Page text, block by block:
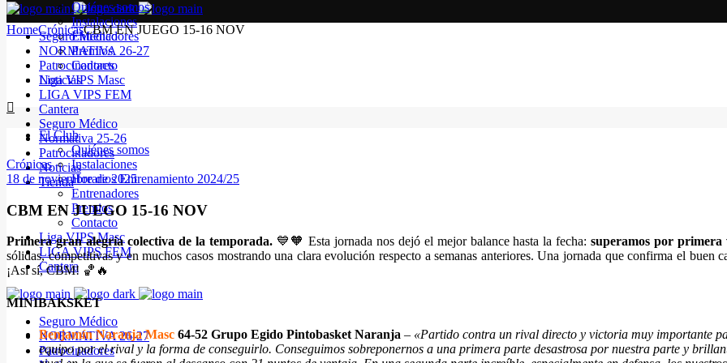
Seguro Médico
NORMATIVA 26-27
Patrocinadores
Noticias
El Club
Quiénes somos
Instalaciones
Horarios Entrenamiento 2024/25
Entrenadores
Premios
Contacto
Liga VIPS Masc
LIGA VIPS FEM
Cantera
Seguro Médico
NORMATIVA 26-27
Patrocinadores
Quiénes somos
Instalaciones
Entrenadores
Premios
Contacto
Liga VIPS Masc
LIGA VIPS FEM
Cantera
Seguro Médico
Normativa 25-26
Patrocinadores
Noticias
Tienda
HomeCrónicasCBM EN JUEGO 15-16 NOV
Crónicas
18 de noviembre de 2025
CBM EN JUEGO 15-16 NOV
Primera gran alegría colectiva de la temporada.💙🧡 Esta jornada nos dejó el mejor balance hasta la fecha:superamos por primera
sólidas, competitivas y en muchos casos mostrando una clara evolución respecto a semanas anteriores. Una jornada que confirma el
¡Así sí, CBM! 🏀🔥
MINIBAKSKET
Benjamín Naranja Masc 64-52 Grupo Egido Pintobasket Naranja – «Partido contra un rival directo y victoria muy importante
equipo por el rival y la forma de conseguirlo. Conseguimos sobreponernos a una primera parte desastrosa por nuestra parte y